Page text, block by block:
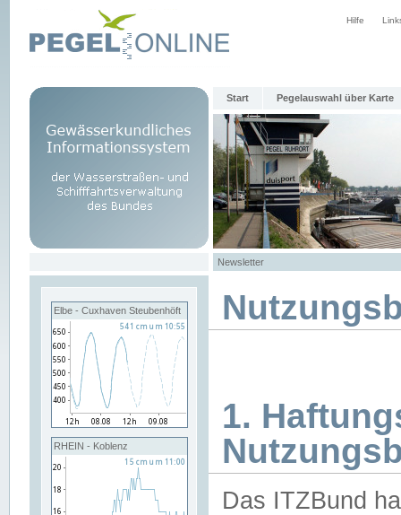
Hilfe
Start Pegelauswahl über Karte
Newsletter
Elbe - Cuxhaven Steubenhöft
RHEIN - Koblenz
1.
Das ITZBund